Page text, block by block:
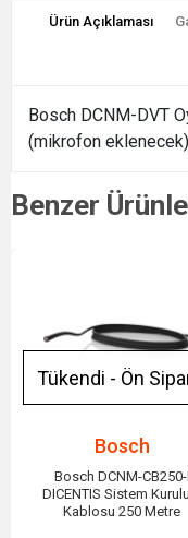
Ürün Açıklaması
Bosch DCNM-DVT
(mikrofon
Benzer
Tükendi - Ön
Bosch
Bosch DCNM-CB250-I
DICENTIS Sistem
Kablosu 250 Metre